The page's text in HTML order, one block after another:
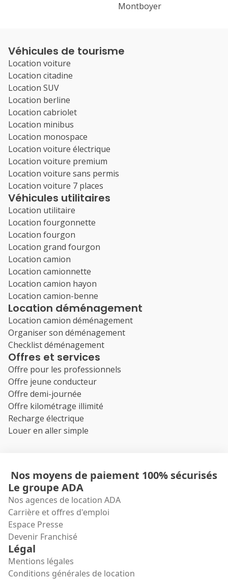
Montboyer
Véhicules de tourisme
Location voiture
Location citadine
Location SUV
Location berline
Location cabriolet
Location minibus
Location monospace
Location voiture électrique
Location voiture premium
Location voiture sans permis
Location voiture 7 places
Véhicules utilitaires
Location utilitaire
Location fourgonnette
Location fourgon
Location grand fourgon
Location camion
Location camionnette
Location camion hayon
Location camion-benne
Location déménagement
Location camion déménagement
Organiser son déménagement
Checklist déménagement
Offres et services
Offre pour les professionnels
Offre jeune conducteur
Offre demi-journée
Offre kilométrage illimité
Recharge électrique
Louer en aller simple
Nos moyens de paiement 100% sécurisés
Le groupe ADA
Nos agences de location ADA
Carrière et offres d'emploi
Espace Presse
Devenir Franchisé
Légal
Mentions légales
Conditions générales de location